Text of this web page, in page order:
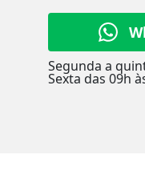
Segunda a
Sexta das 09h